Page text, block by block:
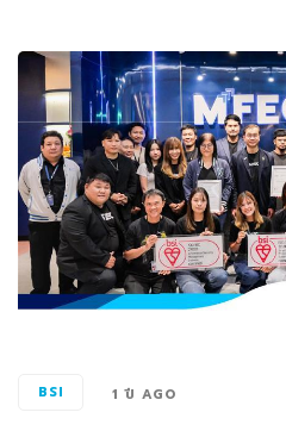
BSI 1 ปี AGO